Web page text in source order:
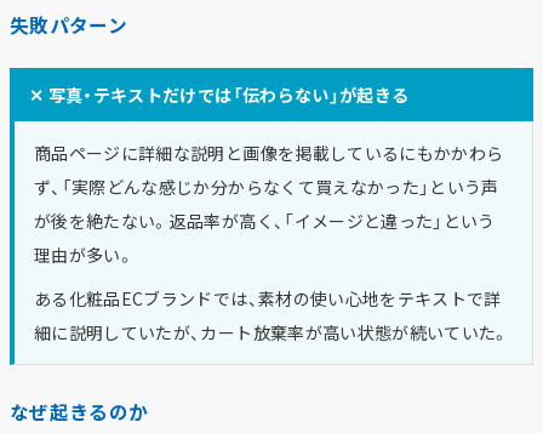
失敗パターン
✕ 写真・テキストだけでは「伝わらない」が起きる
商品ページに詳細な説明と画像を掲載しているにもかかわら
ず、「実際どんな感じか分からなくて買えなかった」という声
が後を絶たない。返品率が高く、「イメージと違った」という
理由が多い。
ある化粧品ECブランドでは、素材の使い心地をテキストで詳
細に説明していたが、カート放棄率が高い状態が続いていた。
なぜ起きるのか